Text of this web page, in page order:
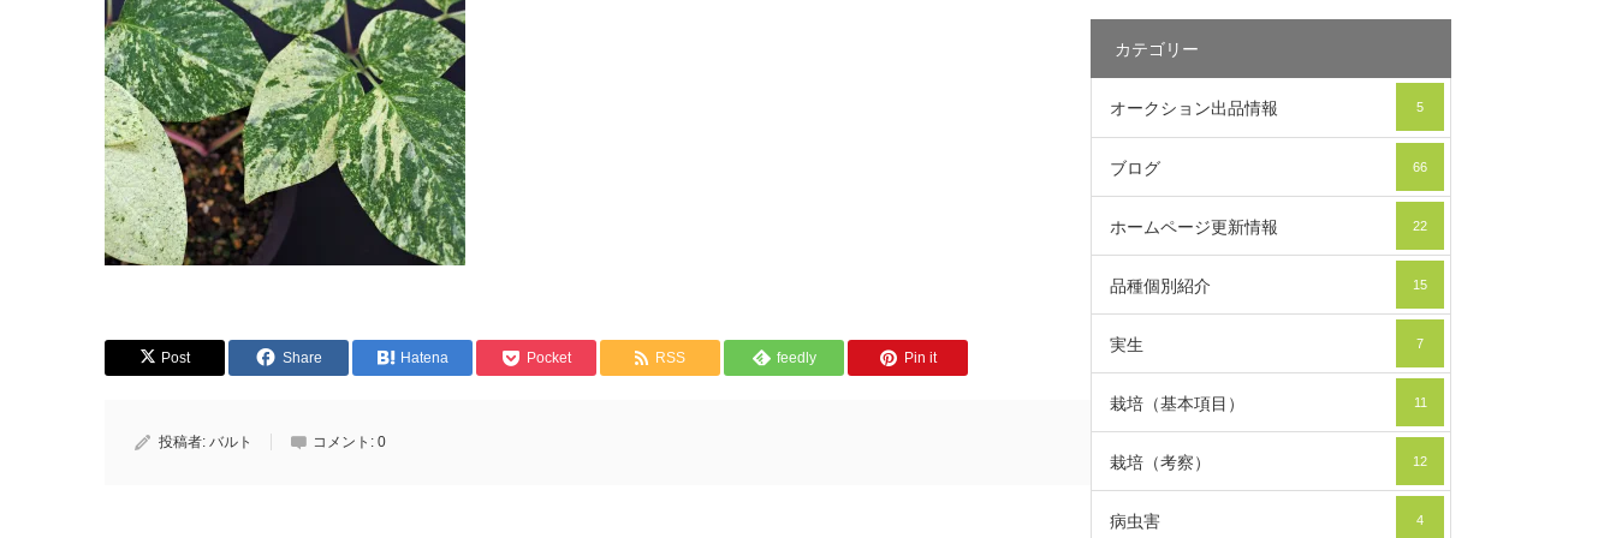
Post Share Hatena Pocket RSS feedly Pin it
投稿者: バルト コメント: 0
カテゴリー
オークション出品情報 5
ブログ 66
ホームページ更新情報 22
品種個別紹介 15
実生 7
栽培（基本項目） 11
栽培（考察） 12
病虫害 4